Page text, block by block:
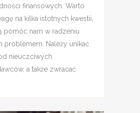
finansowych. Warto
na kilka istotnych kwestii,
pomóc nam w radzeniu
problemem. Należy unikać
nieuczciwych
a także zwracać